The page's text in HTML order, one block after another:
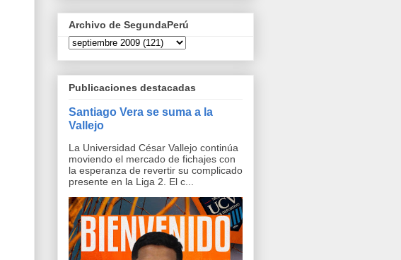
Archivo de SegundaPerú
Publicaciones destacadas
Santiago Vera se suma a la
Vallejo
La Universidad César Vallejo continúa
moviendo el mercado de fichajes con
la esperanza de revertir su complicado
presente en la Liga 2. El c...